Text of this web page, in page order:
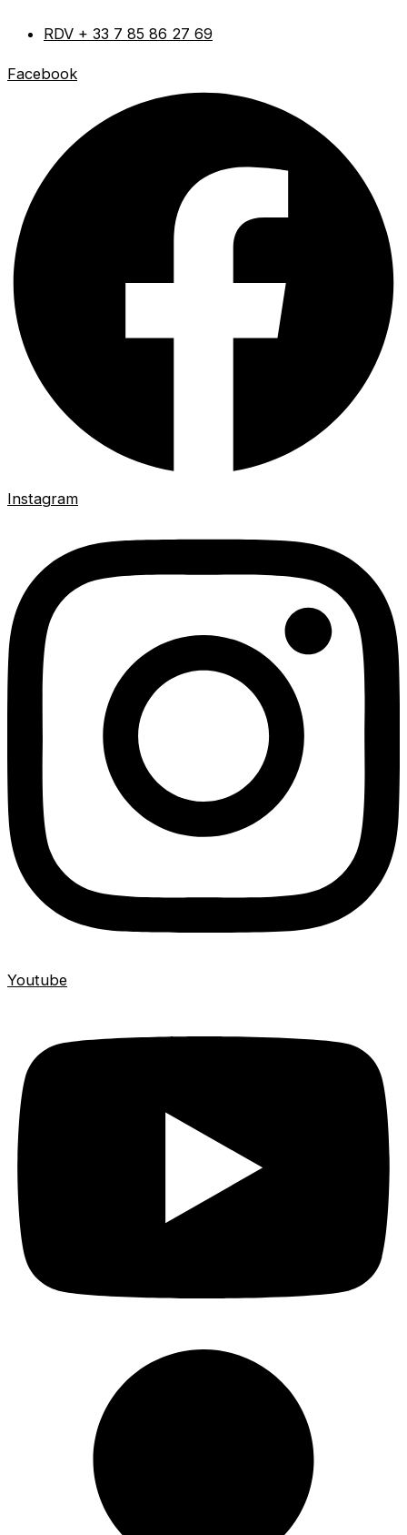
RDV + 33 7 85 86 27 69
Facebook
Instagram
Youtube